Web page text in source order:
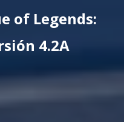
of Legends:
4.2A